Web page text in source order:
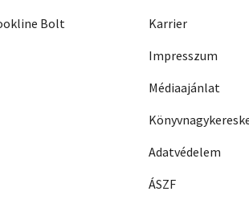
Bolt
Karrier
Impresszum
Médiaajánlat
Adatvédelem
ÁSZF